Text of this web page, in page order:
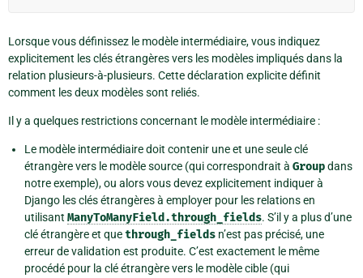
Lorsque vous définissez le modèle intermédiaire, vous indiquez
explicitement les clés étrangères vers les modèles impliqués dans la
relation plusieurs-à-plusieurs. Cette déclaration explicite définit
comment les deux modèles sont reliés.
Il y a quelques restrictions concernant le modèle intermédiaire :
Le modèle intermédiaire doit contenir une et une seule clé
étrangère vers le modèle source (qui correspondrait à Groupdans
notre exemple), ou alors vous devez explicitement indiquer à
Django les clés étrangères à employer pour les relations en
utilisant ManyToManyField.through_fields. S’il y a plus d’une
clé étrangère et quethrough_fields n’est pas précisé, une
erreur de validation est produite. C’est exactement le même
procédé pour la clé étrangère vers le modèle cible (qui